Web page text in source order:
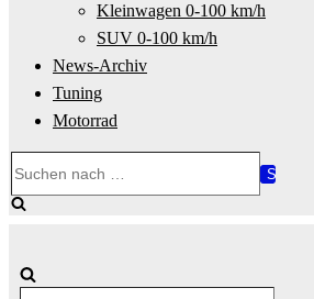
Kleinwagen 0-100 km/h
SUV 0-100 km/h
News-Archiv
Tuning
Motorrad
nach …